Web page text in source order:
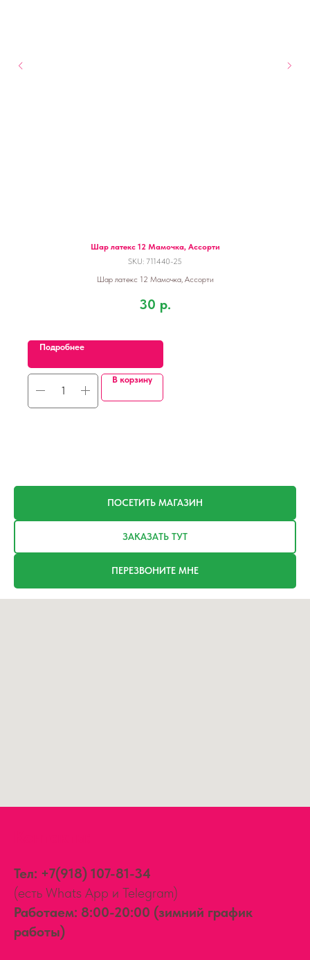
Шар латекс 12 Мамочка, Ассорти
SKU: 711440-25
Шар латекс 12 Мамочка, Ассорти
30 р.
Подробнее
В корзину
ПОСЕТИТЬ МАГАЗИН
ЗАКАЗАТЬ ТУТ
ПЕРЕЗВОНИТЕ МНЕ
Тел: +7(918) 107-81-34
(есть Whats App и Telegram)
Работаем: 8:00-20:00 (зимний график
работы)